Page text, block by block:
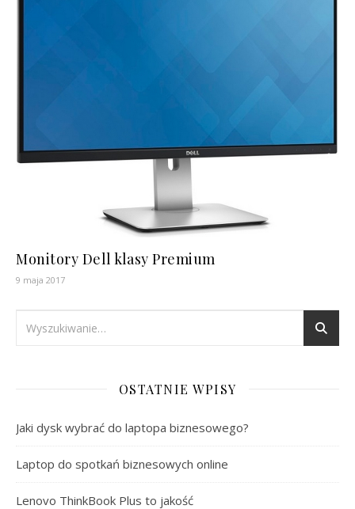
Monitory Dell klasy Premium
9 maja 2017
OSTATNIE WPISY
Jaki dysk wybrać do laptopa biznesowego?
Laptop do spotkań biznesowych online
Lenovo ThinkBook Plus to jakość